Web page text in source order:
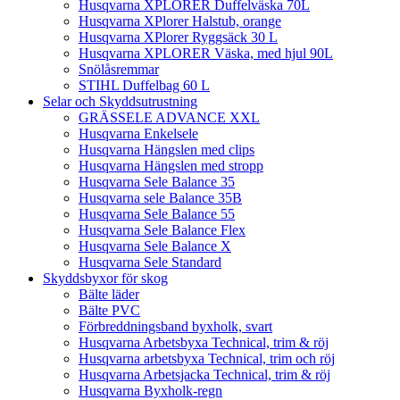
Husqvarna XPLORER Duffelväska 70L
Husqvarna XPlorer Halstub, orange
Husqvarna XPlorer Ryggsäck 30 L
Husqvarna XPLORER Väska, med hjul 90L
Snölåsremmar
STIHL Duffelbag 60 L
Selar och Skyddsutrustning
GRÄSSELE ADVANCE XXL
Husqvarna Enkelsele
Husqvarna Hängslen med clips
Husqvarna Hängslen med stropp
Husqvarna Sele Balance 35
Husqvarna sele Balance 35B
Husqvarna Sele Balance 55
Husqvarna Sele Balance Flex
Husqvarna Sele Balance X
Husqvarna Sele Standard
Skyddsbyxor för skog
Bälte läder
Bälte PVC
Förbreddningsband byxholk, svart
Husqvarna Arbetsbyxa Technical, trim & röj
Husqvarna arbetsbyxa Technical, trim och röj
Husqvarna Arbetsjacka Technical, trim & röj
Husqvarna Byxholk-regn